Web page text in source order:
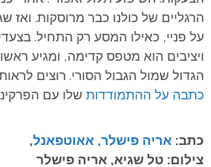
הרגליים של כולנו כבר מרוסקות. ואז
על פניי, כאילו המסע רק התחיל.
ויציבים הוא מטפס קדימה, ומגיע
הגדול שמול הגבול הסורי. רוצים
כתבה על ההתמודדות שלו עם
כתב: אריה פישלר, אאוטפאנל,
צילום: טל שגיא, אריה פישלר